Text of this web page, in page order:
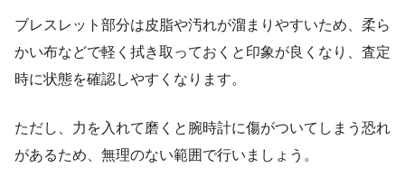
ブレスレット部分は皮脂や汚れが溜まりやすいため、柔ら
かい布などで軽く拭き取っておくと印象が良くなり、査定
時に状態を確認しやすくなります。
ただし、力を入れて磨くと腕時計に傷がついてしまう恐れ
があるため、無理のない範囲で行いましょう。